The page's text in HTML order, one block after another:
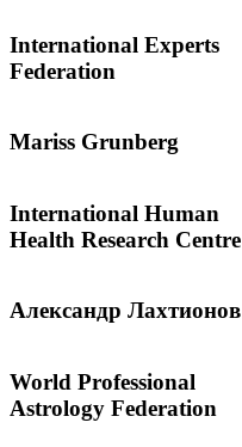
International Experts
Federation
Mariss Grunberg
International Human
Health Research Centre
Александр Лахтионов
World Professional
Astrology Federation